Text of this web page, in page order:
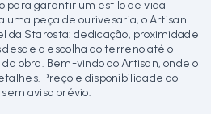
para garantir um estilo de vida
peça de ourivesaria, o Artisan
da Starosta: dedicação, proximidade
a escolha do terreno até o
obra. Bem-vindo ao Artisan, onde o
Preço e disponibilidade do
aviso prévio.